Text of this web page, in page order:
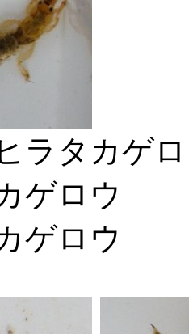
ラタカゲ
ゲロウ
ゲロウ